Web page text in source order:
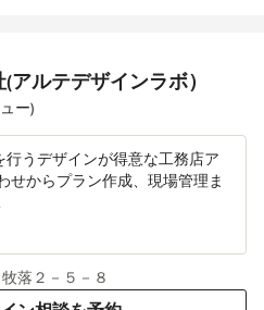
ルテデザインラボ）
ー)
うデザインが得意な工務店ア
せからプラン作成、現場管理ま
落２－５－８